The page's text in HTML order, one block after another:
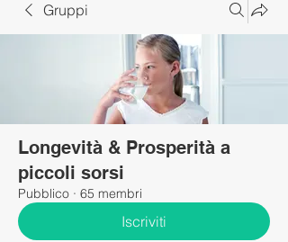
Gruppi
Longevità & Prosperità a
piccoli sorsi
Pubblico · 65 membri
Iscriviti